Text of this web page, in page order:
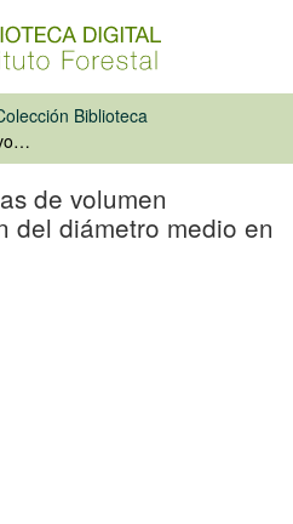
Biblioteca
Construcción de tablas de volumen arrumado, en función del diámetro medio en la mitad del fuste
de volumen
del diámetro medio en